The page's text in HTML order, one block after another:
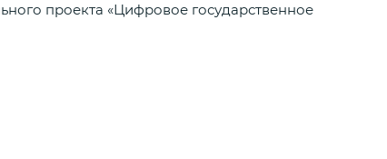
проекта «Цифровое государственное